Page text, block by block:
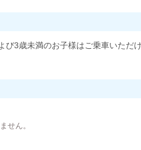
び3歳未満のお子様はご乗車いただ
せん。